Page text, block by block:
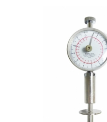
(單位Kg/cm2)之理